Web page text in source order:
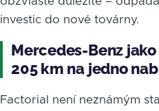
investic do nové továrny.
Mercedes-Benz
205 km na jedno
Factorial není neznámým